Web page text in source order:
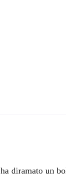
diramato un